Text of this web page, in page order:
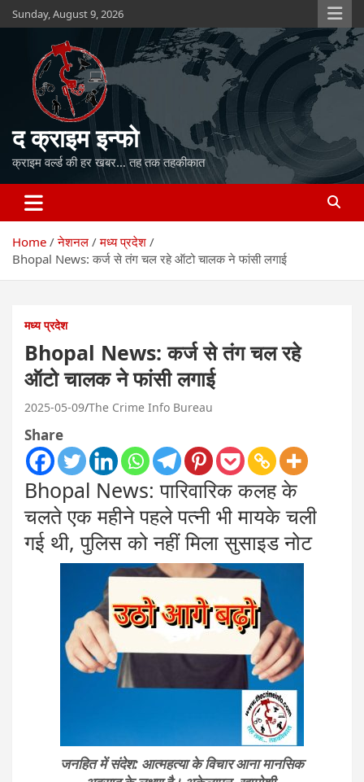
Skip
to
Sunday, August 9, 2026
द क्राइम इन्फो
क्राइम वर्ल्ड की हर खबर… तह तक तहकीकात
Home नेशनल
मध्य प्रदेश
Bhopal News: कर्ज से तंग चल रहे ऑटो चालक ने फांसी लगाई
मध्य प्रदेश
Bhopal News: कर्ज से तंग चल रहे
ऑटो चालक ने फांसी लगाई
2025-05-09 The Crime Info Bureau
Share
Bhopal News: पारिवारिक कलह के
चलते एक महीने पहले पत्नी भी मायके चली
गई थी, पुलिस को नहीं मिला सुसाइड नोट
जनहित में संदेश: आत्महत्या के विचार आना मानसिक